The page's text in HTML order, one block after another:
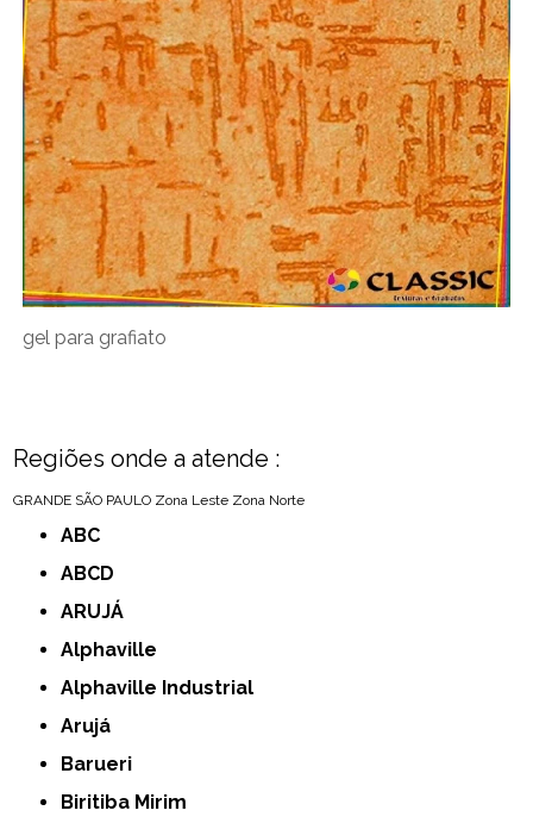
gel para grafiato
Regiões onde a atende :
GRANDE SÃO PAULO Zona Leste Zona Norte
ABC
ABCD
ARUJÁ
Alphaville
Alphaville Industrial
Arujá
Barueri
Biritiba Mirim